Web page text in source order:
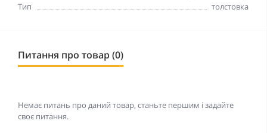
Тип
толстовка
Питання про товар (0)
Немає питань про даний товар, станьте першим і задайте
своє питання.